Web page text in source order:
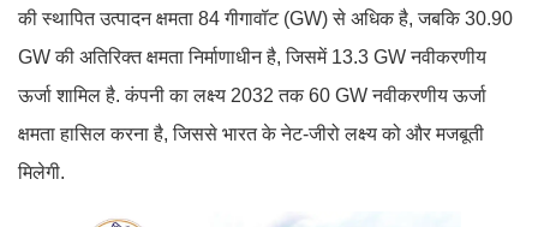
की स्थापित उत्पादन क्षमता 84 गीगावॉट (GW) से अधिक है, जबकि 30.90
GW की अतिरिक्त क्षमता निर्माणाधीन है, जिसमें 13.3 GW नवीकरणीय
ऊर्जा शामिल है. कंपनी का लक्ष्य 2032 तक 60 GW नवीकरणीय ऊर्जा
क्षमता हासिल करना है, जिससे भारत के नेट-जीरो लक्ष्य को और मजबूती
मिलेगी.